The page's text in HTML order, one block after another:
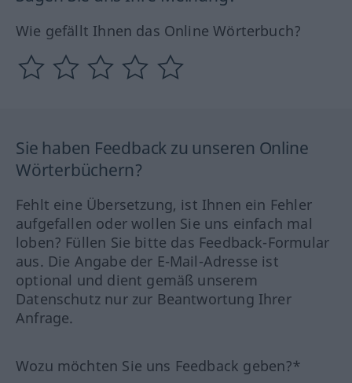
Wie gefällt Ihnen das Online Wörterbuch?
Sie haben Feedback zu unseren Online
Wörterbüchern?
Fehlt eine Übersetzung, ist Ihnen ein Fehler
aufgefallen oder wollen Sie uns einfach mal
loben? Füllen Sie bitte das Feedback-Formular
aus. Die Angabe der E-Mail-Adresse ist
optional und dient gemäß unserem
Datenschutz nur zur Beantwortung Ihrer
Anfrage.
Wozu möchten Sie uns Feedback geben?*